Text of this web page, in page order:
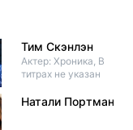
Тим Скэнлэн
Актер: Хроника, В
титрах не указан
Натали Портман